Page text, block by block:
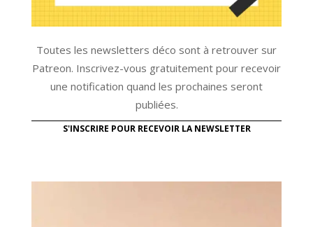
Toutes les newsletters déco sont à retrouver sur
Patreon. Inscrivez-vous gratuitement pour recevoir
une notification quand les prochaines seront
publiées.
S'INSCRIRE POUR RECEVOIR LA NEWSLETTER